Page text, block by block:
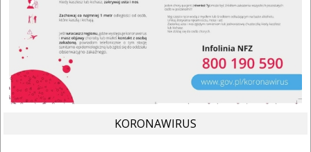
KORONAWIRUS